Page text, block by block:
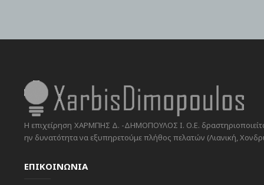
Η επιχείρηση ΧΑΡΜΠΗΣ Δ. -ΔΗΜΟΠΟΥΛΟΣ Ι. Ο.Ε.
ην δυνατότητα να εξυπηρετούμε πλήθος πελατών (Λιανική,
ΕΠΙΚΟΙΝΩΝΙΑ